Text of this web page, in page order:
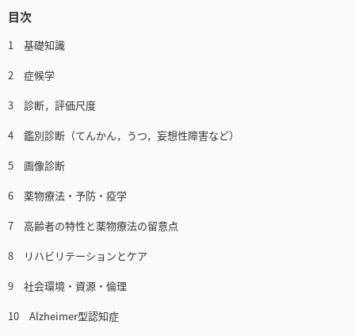
目次
1 基礎知識
2 症候学
3 診断，評価尺度
4 鑑別診断（てんかん，うつ，妄想性障害など）
5 画像診断
6 薬物療法・予防・疫学
7 高齢者の特性と薬物療法の留意点
8 リハビリテーションとケア
9 社会環境・資源・倫理
10 Alzheimer型認知症